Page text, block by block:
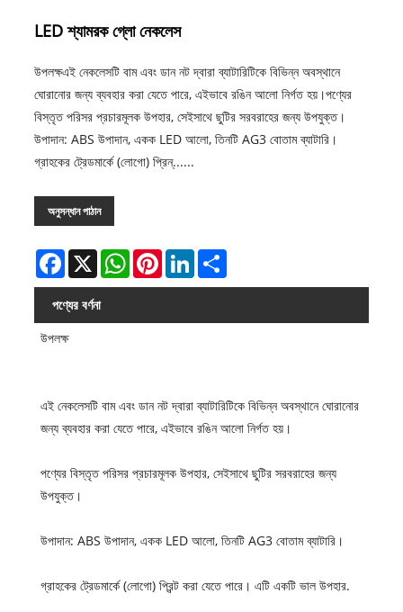
LED শ্যামরক গ্লো নেকলেস
উপলক্ষএই নেকলেসটি বাম এবং ডান নট দ্বারা ব্যাটারিটিকে বিভিন্ন অবস্থানে
ঘোরানোর জন্য ব্যবহার করা যেতে পারে, এইভাবে রঙিন আলো নির্গত হয়।পণ্যের
বিস্তৃত পরিসর প্রচারমূলক উপহার, সেইসাথে ছুটির সরবরাহের জন্য উপযুক্ত।
উপাদান: ABS উপাদান, একক LED আলো, তিনটি AG3 বোতাম ব্যাটারি।
গ্রাহকের ট্রেডমার্কে (লোগো) প্রিন্......
অনুসন্ধান পাঠান
Facebook
X WhatsAppPinterestLinkedInShare
পণ্যের বর্ণনা
উপলক্ষ
এই নেকলেসটি বাম এবং ডান নট দ্বারা ব্যাটারিটিকে বিভিন্ন অবস্থানে ঘোরানোর
জন্য ব্যবহার করা যেতে পারে, এইভাবে রঙিন আলো নির্গত হয়।
পণ্যের বিস্তৃত পরিসর প্রচারমূলক উপহার, সেইসাথে ছুটির সরবরাহের জন্য
উপযুক্ত।
উপাদান: ABS উপাদান, একক LED আলো, তিনটি AG3 বোতাম ব্যাটারি।
গ্রাহকের ট্রেডমার্কে (লোগো) প্রিন্ট করা যেতে পারে। এটি একটি ভাল উপহার.